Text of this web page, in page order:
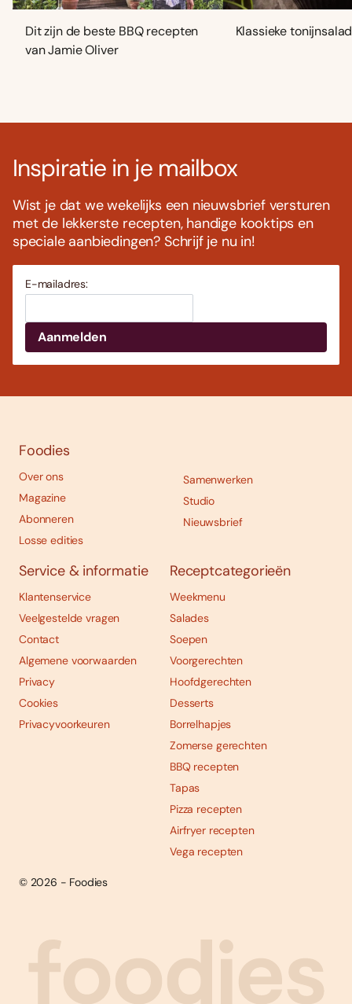
Abonneren
Bestellen
Dit zijn de beste BBQ recepten
van Jamie Oliver
Klassieke
Inspiratie in je mailbox
Wist je dat we wekelijks een nieuwsbrief versturen
met de lekkerste recepten, handige kooktips en
speciale aanbiedingen? Schrijf je nu in!
E-mailadres:
Foodies
Over ons
Magazine
Abonneren
Losse edities
Samenwerken
Studio
Nieuwsbrief
Service & informatie
Klantenservice
Veelgestelde vragen
Contact
Algemene voorwaarden
Privacy
Cookies
Privacyvoorkeuren
Receptcategorieën
Weekmenu
Salades
Soepen
Voorgerechten
Hoofdgerechten
Desserts
Borrelhapjes
Zomerse gerechten
BBQ recepten
Tapas
Pizza recepten
Airfryer recepten
Vega recepten
© 2026 - Foodies